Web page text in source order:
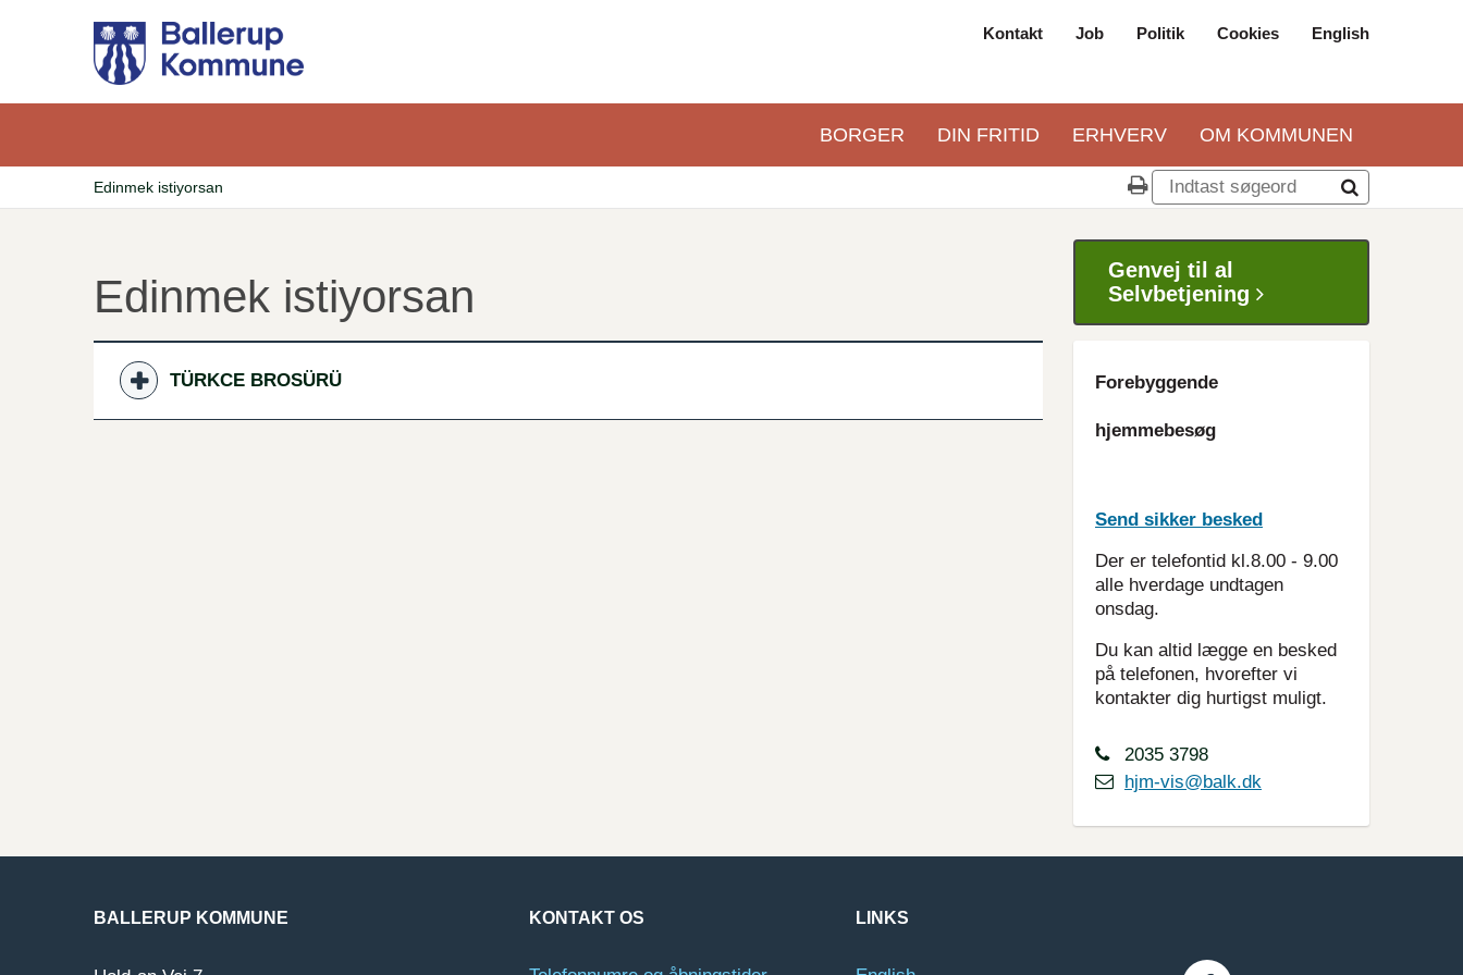
hovedindhold
navigation
Kontakt Job Politik Cookies English
Primær
BORGER DIN FRITID ERHVERV OM KOMMUNEN
Edinmek istiyorsan
Edinmek istiyorsan
TÜRKCE BROSÜRÜ
Genvej til al
Selvbetjening
Forebyggende
hjemmebesøg
Send sikker besked
Der er telefontid kl.8.00 - 9.00
alle hverdage undtagen
onsdag.
Du kan altid lægge en besked
på telefonen, hvorefter vi
kontakter dig hurtigst muligt.
2035 3798
hjm-vis@balk.dk
BALLERUP KOMMUNE KONTAKT OS LINKS